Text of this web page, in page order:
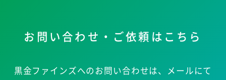
お問い合わせ・ご依頼はこちら
黒金ファインズへのお問い合わせは、メールにて